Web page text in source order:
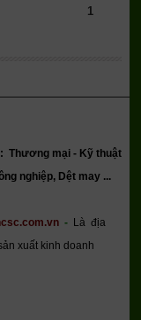
1
Thương mại - Kỹ thuật
nghiệp, Dệt may ...
- Là địa
xuất kinh doanh